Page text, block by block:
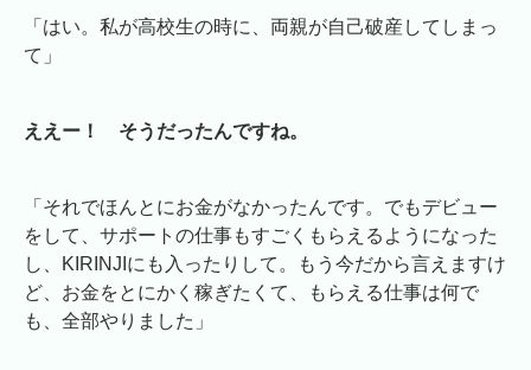
「はい。私が高校生の時に、両親が自己破産してしまっ
て」
ええー！ そうだったんですね。
「それでほんとにお金がなかったんです。でもデビュー
をして、サポートの仕事もすごくもらえるようになった
し、KIRINJIにも入ったりして。もう今だから言えますけ
ど、お金をとにかく稼ぎたくて、もらえる仕事は何で
も、全部やりました」